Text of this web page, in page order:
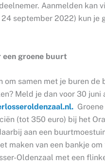
Aanmelden kan
september 2022) kun
een groene buurt
om samen met je buren
Meld je dan voor 30
(tot 350 euro) bij het
aan een
maken van een bankje
Oldenzaal met een